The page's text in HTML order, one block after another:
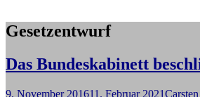
Gesetzentwurf
Das Bundeskabinett
9. November 201611. Februar 2021Carsten